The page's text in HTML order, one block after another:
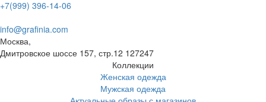
+7(999) 396-14-06
info@grafinia.com
Москва,
Дмитровское шоссе 157, стр.12 127247
Коллекции
Женская одежда
Мужская одежда